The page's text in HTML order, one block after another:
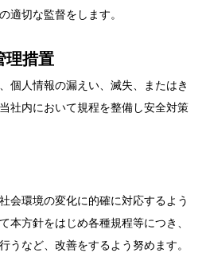
適切な監督をします。
理措置
個人情報の漏えい、滅失、またはき
社内において規程を整備し安全対策
会環境の変化に的確に対応するよう
本方針をはじめ各種規程等につき、
うなど、改善をするよう努めます。